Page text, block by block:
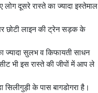
दूसरे रास्ते का ज्यादा इस्तेमाल
छोटी लाइन की ट्रेन सड़क के
सुलभ व किफायती साधन
भी इस रास्ते की जीपों में आप ले
सिलीगुड़ी के पास बागडोगरा है।